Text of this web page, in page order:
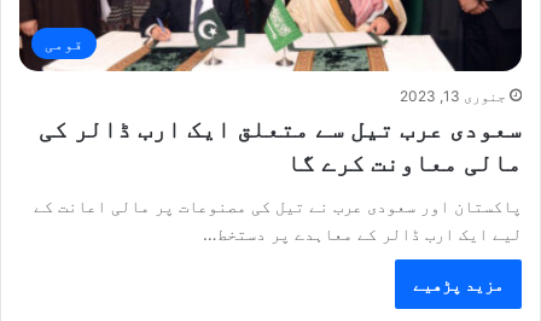
قومی
جنوری 13, 2023
سعودی عرب تیل سے متعلق ایک ارب ڈالر کی
مالی معاونت کرے گا
پاکستان اور سعودی عرب نے تیل کی مصنوعات پر مالی اعانت کے
لیے ایک ارب ڈالر کے معاہدے پر دستخط…
مزید پڑھیے